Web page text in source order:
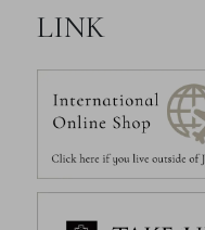
LINK